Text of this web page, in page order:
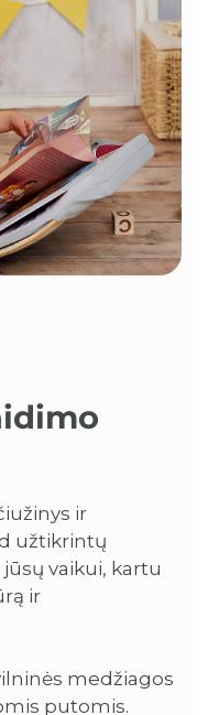
ir
užtikrintų
vaikui, kartu
ir
medžiagos
putomis.